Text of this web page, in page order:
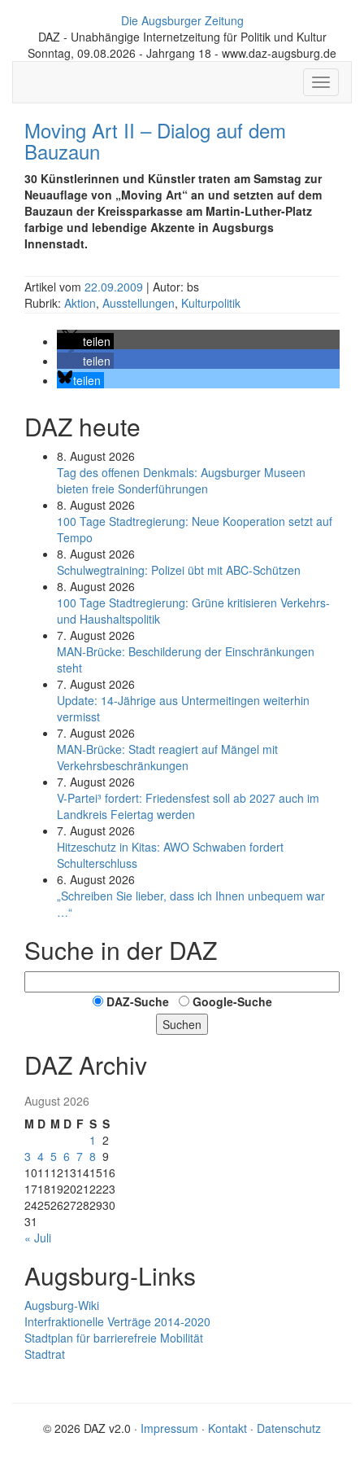
Die Augsburger Zeitung
DAZ - Unabhängige Internetzeitung für Politik und Kultur
Sonntag, 09.08.2026 - Jahrgang 18 - www.daz-augsburg.de
Toggle
Moving Art II – Dialog auf dem
Bauzaun
30 Künstlerinnen und Künstler traten am Samstag zur
Neuauflage von „Moving Art“ an und setzten auf dem
Bauzaun der Kreissparkasse am Martin-Luther-Platz
farbige und lebendige Akzente in Augsburgs
Innenstadt.
Artikel vom 22.09.2009 | Autor: bs
Rubrik: Aktion, Ausstellungen, Kulturpolitik
teilen
teilen
teilen
DAZ heute
8. August 2026
Tag des offenen Denkmals: Augsburger Museen
bieten freie Sonderführungen
8. August 2026
100 Tage Stadtregierung: Neue Kooperation setzt auf
Tempo
8. August 2026
Schul­weg­trai­ning: Poli­zei übt mit ABC-Schüt­zen
8. August 2026
100 Tage Stadtregierung: Grüne kritisieren Verkehrs-
und Haushaltspolitik
7. August 2026
MAN-Brücke: Beschilderung der Einschränkungen
steht
7. August 2026
Update: 14-Jährige aus Untermeitingen weiterhin
vermisst
7. August 2026
MAN-Brücke: Stadt reagiert auf Mängel mit
Verkehrsbeschränkungen
7. August 2026
V-Partei­³ fordert: Friedens­fest soll ab 2027 auch im
Land­kreis Feier­tag werden
7. August 2026
Hitzeschutz in Kitas: AWO Schwaben fordert
Schulterschluss
6. August 2026
„Schreiben Sie lieber, dass ich Ihnen unbequem war
…“
Suche in der DAZ
DAZ-Suche
Google-Suche
Suchen
DAZ Archiv
August 2026
M D M D F S S
1 2
3 4 5 6 7 8 9
1011 1213141516
17181920212223
24252627282930
31
« Juli
Augsburg-Links
Augsburg-Wiki
Interfraktionelle Verträge 2014-2020
Stadtplan für barrierefreie Mobilität
Stadtrat
© 2026 DAZ v2.0 · Impressum · Kontakt · Datenschutz